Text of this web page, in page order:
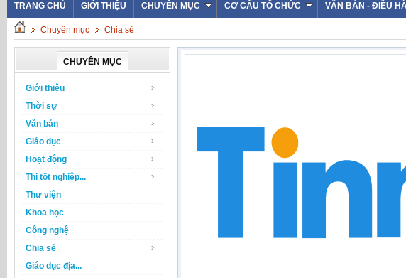
TRANG CHỦ
GIỚI THIỆU CHUYÊN MỤC CƠ CẤU TỔ CHỨC VĂN BẢN - ĐIỀU
Chuyên mục Chia sẻ
CHUYÊN MỤC
Giới thiệu
Thời sự
Văn bản
Giáo dục
Hoạt động
Thi tốt nghiệp...
Thư viện
Khoa học
Công nghệ
Chia sẻ
Giáo dục địa...